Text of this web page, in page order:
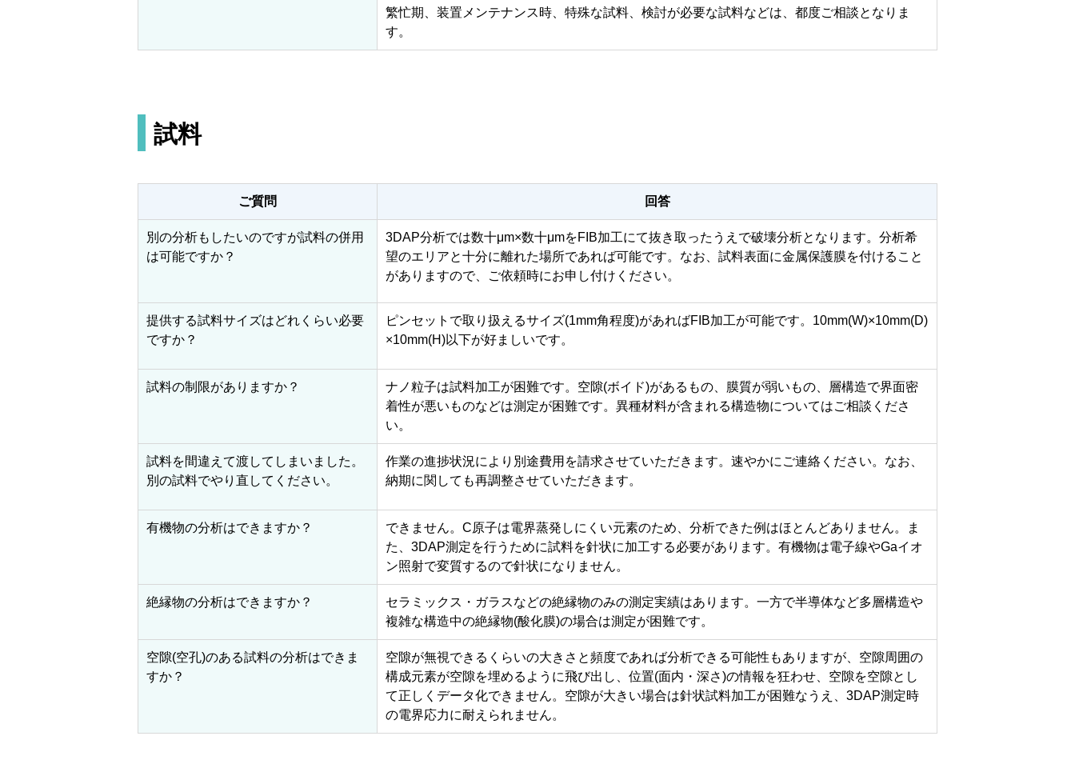
繁忙期、装置メンテナンス時、特殊な試料、検討が必要な試料などは、都度ご相談となりま
す。
試料
ご質問 回答
別の分析もしたいのですが試料の併用
は可能ですか？
3DAP分析では数十μm×数十μmをFIB加工にて抜き取ったうえで破壊分析となります。分析希
望のエリアと十分に離れた場所であれば可能です。なお、試料表面に金属保護膜を付けること
がありますので、ご依頼時にお申し付けください。
提供する試料サイズはどれくらい必要
ですか？
ピンセットで取り扱えるサイズ(1mm角程度)があればFIB加工が可能です。10mm(W)×10mm(D)
×10mm(H)以下が好ましいです。
試料の制限がありますか？
ナノ粒子は試料加工が困難です。空隙(ボイド)があるもの、膜質が弱いもの、層構造で界面密
着性が悪いものなどは測定が困難です。異種材料が含まれる構造物についてはご相談くださ
い。
試料を間違えて渡してしまいました。
別の試料でやり直してください。
作業の進捗状況により別途費用を請求させていただきます。速やかにご連絡ください。なお、
納期に関しても再調整させていただきます。
有機物の分析はできますか？
できません。C原子は電界蒸発しにくい元素のため、分析できた例はほとんどありません。ま
た、3DAP測定を行うために試料を針状に加工する必要があります。有機物は電子線やGaイオ
ン照射で変質するので針状になりません。
絶縁物の分析はできますか？
セラミックス・ガラスなどの絶縁物のみの測定実績はあります。一方で半導体など多層構造や
複雑な構造中の絶縁物(酸化膜)の場合は測定が困難です。
空隙(空孔)のある試料の分析はできま
すか？
空隙が無視できるくらいの大きさと頻度であれば分析できる可能性もありますが、空隙周囲の
構成元素が空隙を埋めるように飛び出し、位置(面内・深さ)の情報を狂わせ、空隙を空隙とし
て正しくデータ化できません。空隙が大きい場合は針状試料加工が困難なうえ、3DAP測定時
の電界応力に耐えられません。